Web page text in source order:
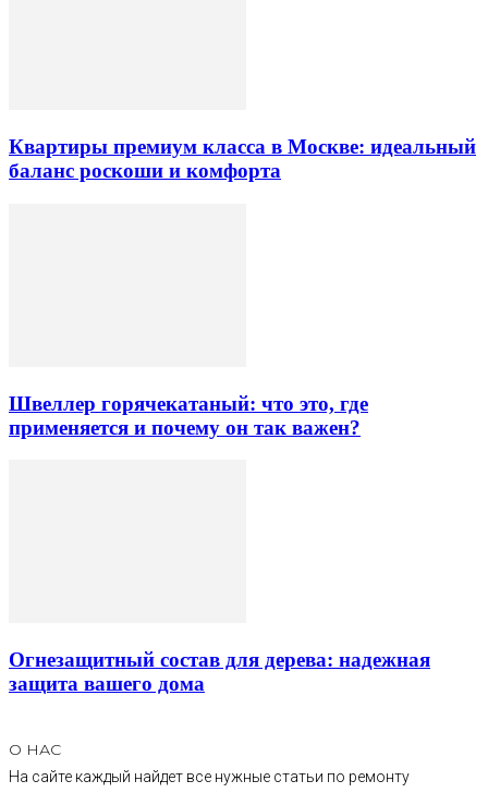
Квартиры премиум класса в Москве: идеальный
баланс роскоши и комфорта
Швеллер горячекатаный: что это, где
применяется и почему он так важен?
Огнезащитный состав для дерева: надежная
защита вашего дома
О НАС
На сайте каждый найдет все нужные статьи по ремонту